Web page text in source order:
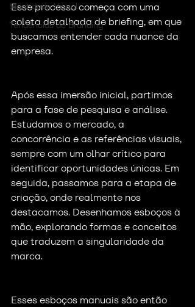
Identidade Visual
Tendências de Branding
Esse processo começa com uma
coleta detalhada de briefing, em que
buscamos entender cada nuance da
empresa.
Após essa imersão inicial, partimos
para a fase de pesquisa e análise.
Estudamos o mercado, a
concorrência e as referências visuais,
sempre com um olhar crítico para
identificar oportunidades únicas. Em
seguida, passamos para a etapa de
criação, onde realmente nos
destacamos. Desenhamos esboços à
mão, explorando formas e conceitos
que traduzem a singularidade da
marca.
Esses esboços manuais são então